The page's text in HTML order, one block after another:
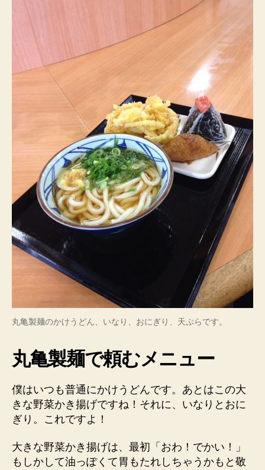
丸亀製麺のかけうどん、いなり、おにぎり、天ぷらです。
丸亀製麺で頼むメニュー
僕はいつも普通にかけうどんです。あとはこの大
きな野菜かき揚げですね！それに、いなりとおに
ぎり。これですよ！
大きな野菜かき揚げは、最初「おわ！でかい！」
もしかして油っぽくて胃もたれしちゃうかもと敬